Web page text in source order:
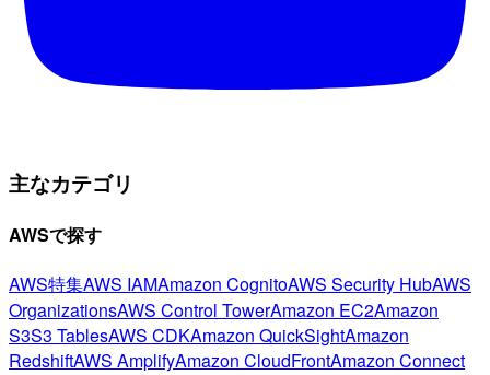
主なカテゴリ
AWSで探す
AWS特集AWS IAMAmazon CognitoAWS Security HubAWS
OrganizationsAWS Control TowerAmazon EC2Amazon
S3S3 TablesAWS CDKAmazon QuickSightAmazon
RedshiftAWS AmplifyAmazon CloudFrontAmazon Connect